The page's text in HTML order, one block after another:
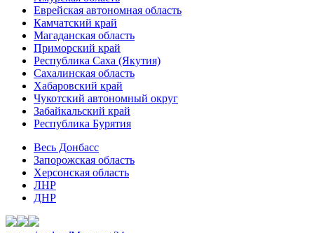
Еврейская автономная область
Камчатский край
Магаданская область
Приморский край
Республика Саха (Якутия)
Сахалинская область
Хабаровский край
Чукотский автономный округ
Забайкальский край
Республика Бурятия
Весь Донбасс
Запорожская область
Херсонская область
ЛНР
ДНР